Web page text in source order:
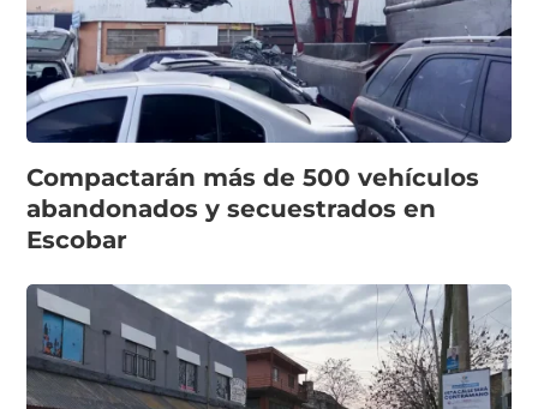
Compactarán más de 500 vehículos
abandonados y secuestrados en
Escobar